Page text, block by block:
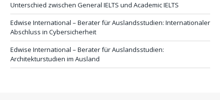
Unterschied zwischen General IELTS und Academic IELTS
Edwise International – Berater für Auslandsstudien: Internationaler
Abschluss in Cybersicherheit
Edwise International – Berater für Auslandsstudien:
Architekturstudien im Ausland